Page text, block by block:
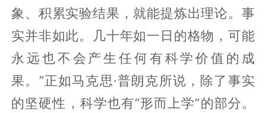
象、积累实验结果，就能提炼出理论。事
实并非如此。几十年如一日的格物，可能
永远也不会产生任何有科学价值的成
果。”正如马克思·普朗克所说，除了事实
的坚硬性，科学也有“形而上学”的部分。